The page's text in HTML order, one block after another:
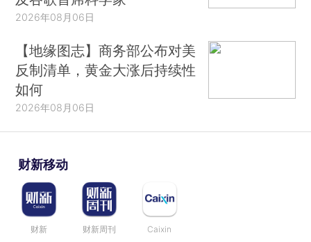
2026年08月06日
【地缘图志】商务部公布对美
反制清单，黄金大涨后持续性
如何
2026年08月06日
财新移动
财新 财新周刊 Caixin